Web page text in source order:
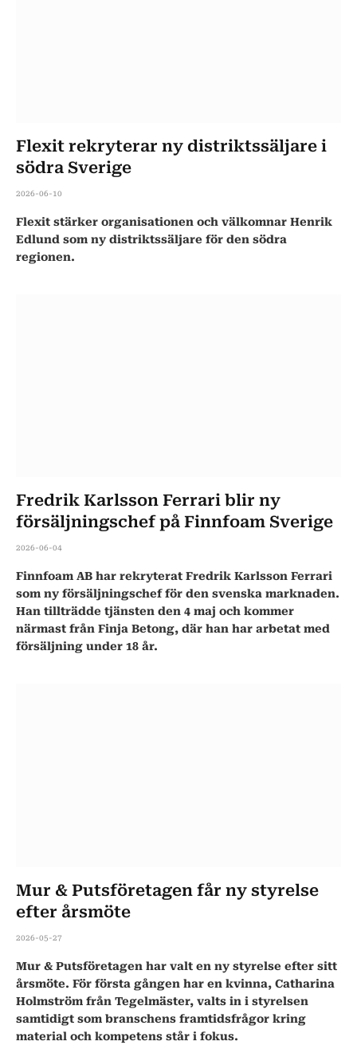
Flexit rekryterar ny distriktssäljare i
södra Sverige
2026-06-10
Flexit stärker organisationen och välkomnar Henrik
Edlund som ny distriktssäljare för den södra
regionen.
Fredrik Karlsson Ferrari blir ny
försäljningschef på Finnfoam Sverige
2026-06-04
Finnfoam AB har rekryterat Fredrik Karlsson Ferrari
som ny försäljningschef för den svenska marknaden.
Han tillträdde tjänsten den 4 maj och kommer
närmast från Finja Betong, där han har arbetat med
försäljning under 18 år.
Mur & Putsföretagen får ny styrelse
efter årsmöte
2026-05-27
Mur & Putsföretagen har valt en ny styrelse efter sitt
årsmöte. För första gången har en kvinna, Catharina
Holmström från Tegelmäster, valts in i styrelsen
samtidigt som branschens framtidsfrågor kring
material och kompetens står i fokus.